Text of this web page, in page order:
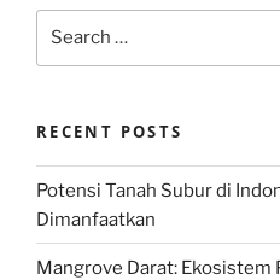
RECENT POSTS
Potensi Tanah Subur di
Dimanfaatkan
Mangrove Darat: Ekosistem